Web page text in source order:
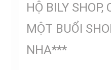
HỘ BILY SHOP,
MỘT BUỔI
NHA***